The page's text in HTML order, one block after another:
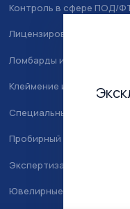
Контроль в сфере ПОД/
Лицензирование
Ломбарды и скупка
Клеймение и маркировка
Специальный учет
Пробирный надзор
Экспертиза
Ювелирные камни